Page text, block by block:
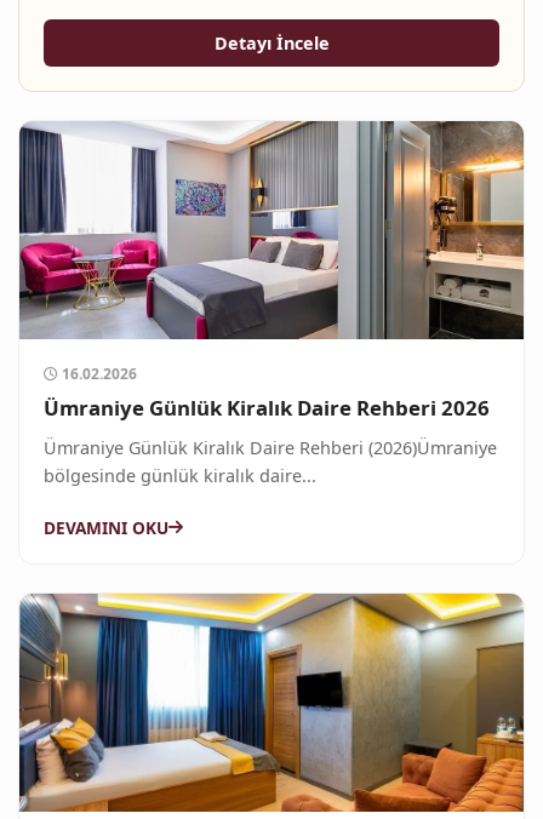
Detayı İncele
16.02.2026
Ümraniye Günlük Kiralık Daire Rehberi 2026
Ümraniye Günlük Kiralık Daire Rehberi (2026)Ümraniye
bölgesinde günlük kiralık daire...
DEVAMINI OKU